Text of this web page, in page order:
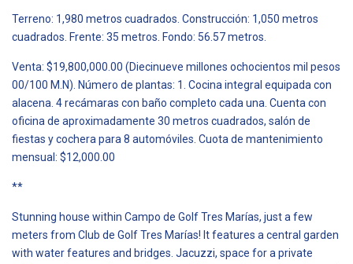
Terreno: 1,980 metros cuadrados. Construcción: 1,050 metros
cuadrados. Frente: 35 metros. Fondo: 56.57 metros.
Venta: $19,800,000.00 (Diecinueve millones ochocientos mil pesos
00/100 M.N). Número de plantas: 1. Cocina integral equipada con
alacena. 4 recámaras con baño completo cada una. Cuenta con
oficina de aproximadamente 30 metros cuadrados, salón de
fiestas y cochera para 8 automóviles. Cuota de mantenimiento
mensual: $12,000.00
**
Stunning house within Campo de Golf Tres Marías, just a few
meters from Club de Golf Tres Marías! It features a central garden
with water features and bridges. Jacuzzi, space for a private